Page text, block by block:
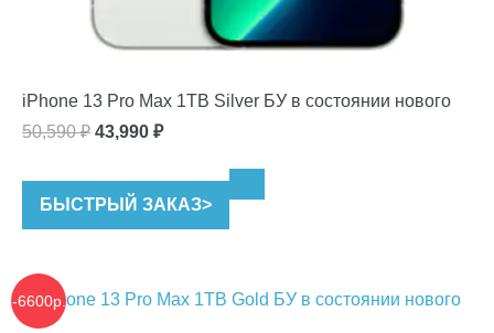
iPhone 13 Pro Max 1TB Silver БУ в состоянии нового
50,590₽ Первоначальная
составляла
43,990 ₽Текущая
БЫСТРЫЙ ЗАКАЗ>
-6600р.